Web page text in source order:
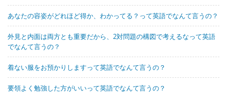
あなたの容姿がどれほど得か、わかってる？って英語でなんて言うの？
外見と内面は両方とも重要だから、2対問題の構図で考えるなって英語
でなんて言うの？
着ない服をお預かりしますって英語でなんて言うの？
要領よく勉強した方がいいって英語でなんて言うの？